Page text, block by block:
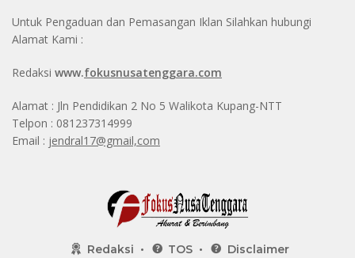
Untuk Pengaduan dan Pemasangan Iklan Silahkan hubungi
Alamat Kami :
Redaksi www.fokusnusatenggara.com
Alamat : Jln Pendidikan 2 No 5 Walikota Kupang-NTT
Telpon : 081237314999
Email : jendral17@gmail,com
Redaksi TOS Disclaimer